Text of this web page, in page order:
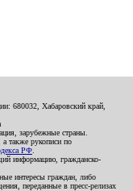
680032, Хабаровский край,
зарубежные страны.
а также рукописи по
РФ
информацию, гражданско-
интересы граждан, либо
переданные в пресс-релизах